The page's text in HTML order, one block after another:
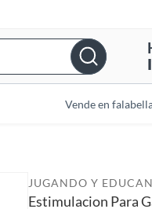
Vende en
JUGANDO Y
Estimulacion Para